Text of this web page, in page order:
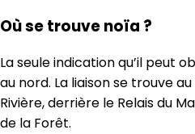
Où se trouve noïa ?
La seule indication qu’il peut
au nord. La liaison se trouve
Rivière, derrière le Relais du
de la Forêt.